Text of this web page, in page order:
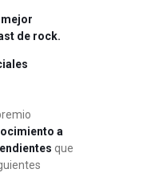
mejor
de rock.
a
que